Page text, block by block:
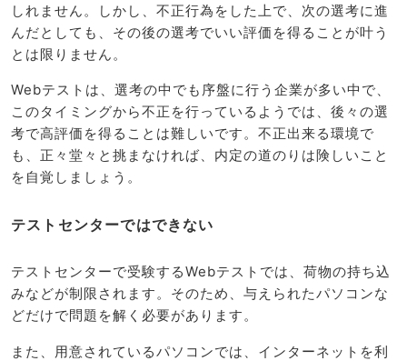
しれません。しかし、不正行為をした上で、次の選考に進
んだとしても、その後の選考でいい評価を得ることが叶う
とは限りません。
Webテストは、選考の中でも序盤に行う企業が多い中で、
このタイミングから不正を行っているようでは、後々の選
考で高評価を得ることは難しいです。不正出来る環境で
も、正々堂々と挑まなければ、内定の道のりは険しいこと
を自覚しましょう。
テストセンターではできない
テストセンターで受験するWebテストでは、荷物の持ち込
みなどが制限されます。そのため、与えられたパソコンな
どだけで問題を解く必要があります。
また、用意されているパソコンでは、インターネットを利